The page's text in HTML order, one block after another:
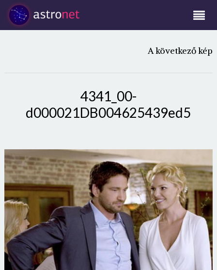
A következő kép
4341_00-
d000021DB004625439ed5